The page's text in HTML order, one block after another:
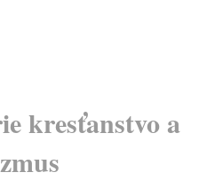
kresťanstvo a